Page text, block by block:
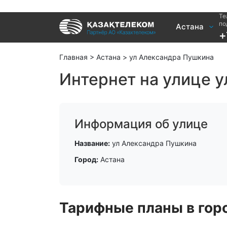
Астана
Услуги
Интернет и ТВ в частном доме
Интернет
TV+
Главная > Астана > ул Александра Пушкина
Интернет на улице
Информация об улице
Название: ул Александра Пушкина
Город: Астана
Тарифные планы в